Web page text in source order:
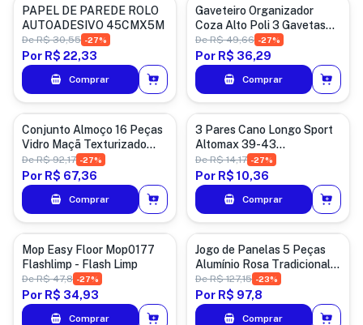
Casa
PAPEL DE PAREDE ROLO
AUTOADESIVO 45CMX5M
DeR$ 30,55 -27%
Por R$ 22,33
Comprar
Casa
Gaveteiro Organizador
Coza Alto Poli 3 Gavetas
Dobrável Tecido Off White
28x18x36cm
DeR$ 49,66 -27%
Por R$ 36,29
Comprar
Utensílios de Casa
Conjunto Almoço 16 Peças
Vidro Maçã Texturizado
Transparente
DeR$ 92,17 -27%
Por R$ 67,36
Comprar
Vestuario
3 Pares Cano Longo Sport
Altomax 39-43
Confortável!
DeR$ 14,17 -27%
Por R$ 10,36
Comprar
Limpeza
Mop Easy Floor Mop0177
Flashlimp - Flash Limp
DeR$ 47,8 -27%
Por R$ 34,93
Comprar
Utensílios de Casa
Jogo de Panelas 5 Peças
Alumínio Rosa Tradicional –
Ideal para o Dia a Dia
DeR$ 127,15 -23%
Por R$ 97,8
Comprar